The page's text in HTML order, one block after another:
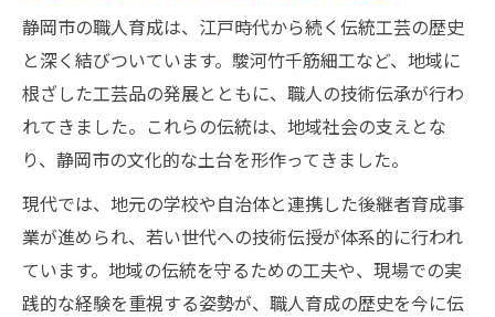
静岡市の職人育成は、江戸時代から続く伝統工芸の歴史
と深く結びついています。駿河竹千筋細工など、地域に
根ざした工芸品の発展とともに、職人の技術伝承が行わ
れてきました。これらの伝統は、地域社会の支えとな
り、静岡市の文化的な土台を形作ってきました。
現代では、地元の学校や自治体と連携した後継者育成事
業が進められ、若い世代への技術伝授が体系的に行われ
ています。地域の伝統を守るための工夫や、現場での実
践的な経験を重視する姿勢が、職人育成の歴史を今に伝